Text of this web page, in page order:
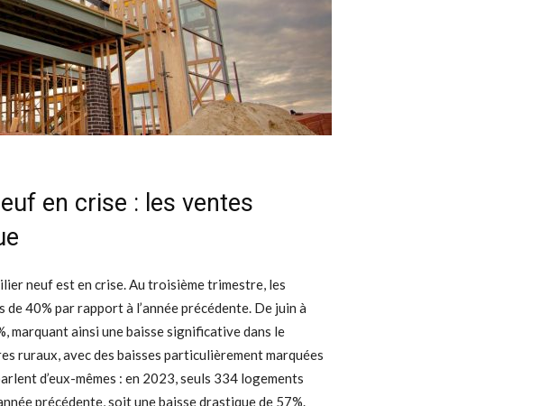
en crise : les ventes
neuf est en crise. Au troisième trimestre, les
40% par rapport à l’année précédente. De juin à
marquant ainsi une baisse significative dans le
ruraux, avec des baisses particulièrement marquées
d’eux-mêmes : en 2023, seuls 334 logements
précédente, soit une baisse drastique de 57%.